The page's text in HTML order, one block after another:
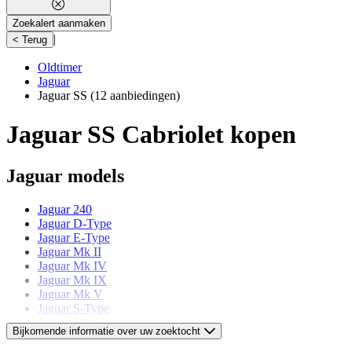
Zoekalert aanmaken
< Terug |
Oldtimer
Jaguar
Jaguar SS (12 aanbiedingen)
Jaguar SS Cabriolet kopen
Jaguar models
Jaguar 240
Jaguar D-Type
Jaguar E-Type
Jaguar Mk II
Jaguar Mk IV
Jaguar Mk IX
Jaguar Mk V
Jaguar S-Type
Jaguar XJ
Jaguar XJ S
Bijkomende informatie over uw zoektocht